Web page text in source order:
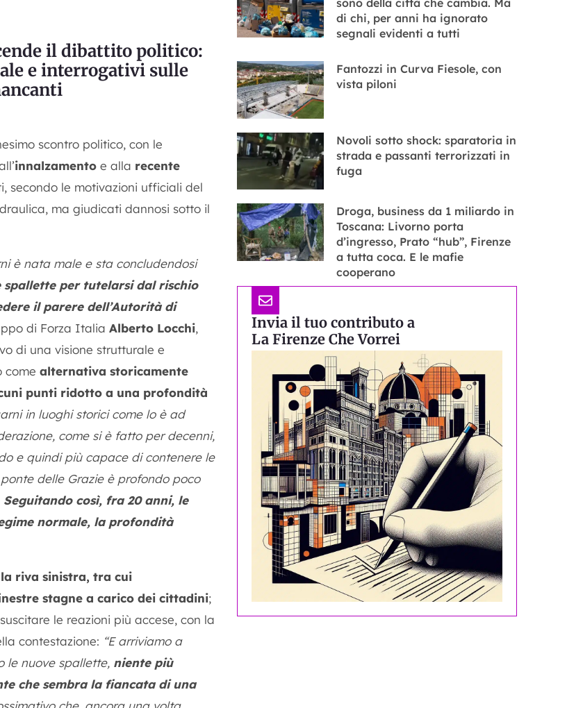
il dibattito politico:
e interrogativi sulle
scontro politico, con le
innalzamento e alla recente
secondo le motivazioni ufficiali del
ma giudicati dannosi sotto il
è nata male e sta concludendosi
spallette per tutelarsi dal rischio
il parere dell’Autorità di
di Forza Italia Alberto Locchi,
di una visione strutturale e
come alternativa storicamente
punti ridotto a una profondità
in luoghi storici come lo è ad
come si è fatto per decenni,
e quindi più capace di contenere le
delle Grazie è profondo poco
Seguitando così, fra 20 anni, le
normale, la profondità
riva sinistra, tra cui
stagne a carico dei cittadini;
le reazioni più accese, con la
contestazione: “E arriviamo a
le nuove spallette, niente più
che sembra la fiancata di una
sono della città che cambia. Ma
di chi, per anni ha ignorato
segnali evidenti a tutti
Fantozzi in Curva Fiesole, con
vista piloni
Novoli sotto shock: sparatoria in
strada e passanti terrorizzati in
fuga
Droga, business da 1 miliardo in
Toscana: Livorno porta
d’ingresso, Prato “hub”, Firenze
a tutta coca. E le mafie
cooperano
Invia il tuo contributo a
La Firenze Che Vorrei